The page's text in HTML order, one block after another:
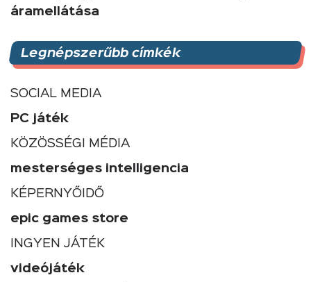
áramellátása
Legnépszerűbb címkék
SOCIAL MEDIA
PC játék
KÖZÖSSÉGI MÉDIA
mesterséges intelligencia
KÉPERNYŐIDŐ
epic games store
INGYEN JÁTÉK
videójáték